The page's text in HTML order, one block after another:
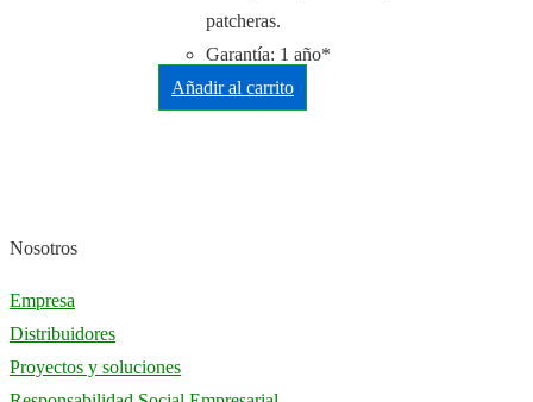
patcheras.
Garantía: 1 año*
Añadir al carrito
Nosotros
Empresa
Distribuidores
Proyectos y soluciones